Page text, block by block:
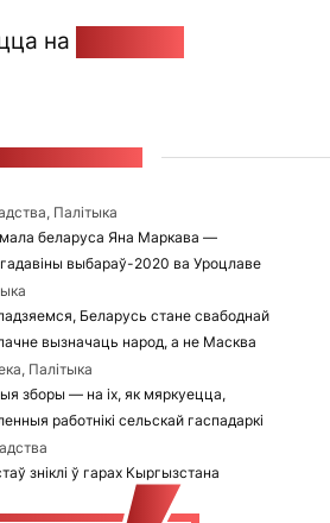
на
Палітыка
беларуса Яна Маркава —
гадавіны выбараў-2020 ва Уроцлаве
Беларусь стане свабоднай
вызначаць народ, а не Масква
Палітыка
зборы — на іх, як мяркуецца,
работнікі сельскай гаспадаркі
зніклі ў гарах Кыргызстана